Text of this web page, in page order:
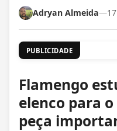
Adryan Almeida—
PUBLICIDADE
Flamengo
elenco para
peça